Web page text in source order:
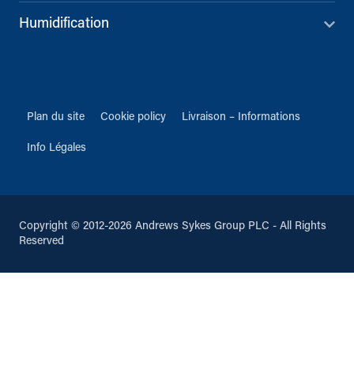
Humidification
Plan du site Cookie policy Livraison – Informations
Info Légales
Copyright © 2012-2026 Andrews Sykes Group PLC - All Rights
Reserved